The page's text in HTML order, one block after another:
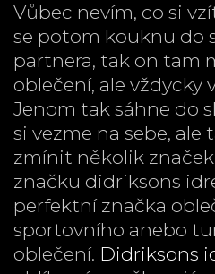
Vůbec nevím, co si
se potom kouknu do
partnera, tak on tam
oblečení, ale vždycky
Jenom tak sáhne do
si vezme na sebe, ale
zmínit několik
značku didriksons
perfektní značka
sportovního anebo
oblečení. Didriksons